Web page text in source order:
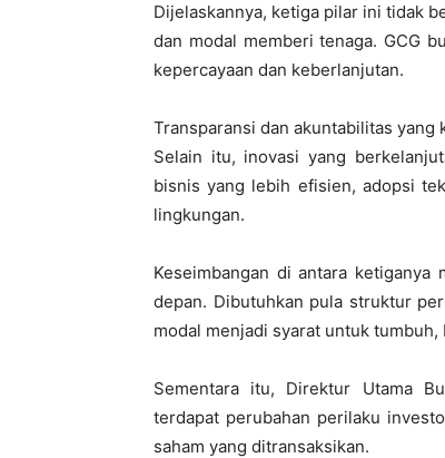
Dijelaskannya, ketiga pilar ini tidak
dan modal memberi tenaga. GCG
kepercayaan dan keberlanjutan.
Transparansi dan akuntabilitas
Selain itu, inovasi yang
bisnis yang lebih efisien, adopsi
lingkungan.
Keseimbangan di antara ketiganya
depan. Dibutuhkan pula struktur
modal menjadi syarat untuk
Sementara itu, Direktur Utama
terdapat perubahan perilaku
saham yang ditransaksikan.